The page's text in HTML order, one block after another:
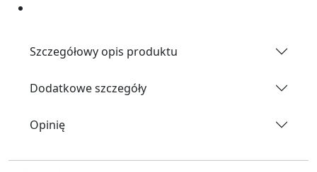
Szczegółowy opis produktu
Dodatkowe szczegóły
Opinię